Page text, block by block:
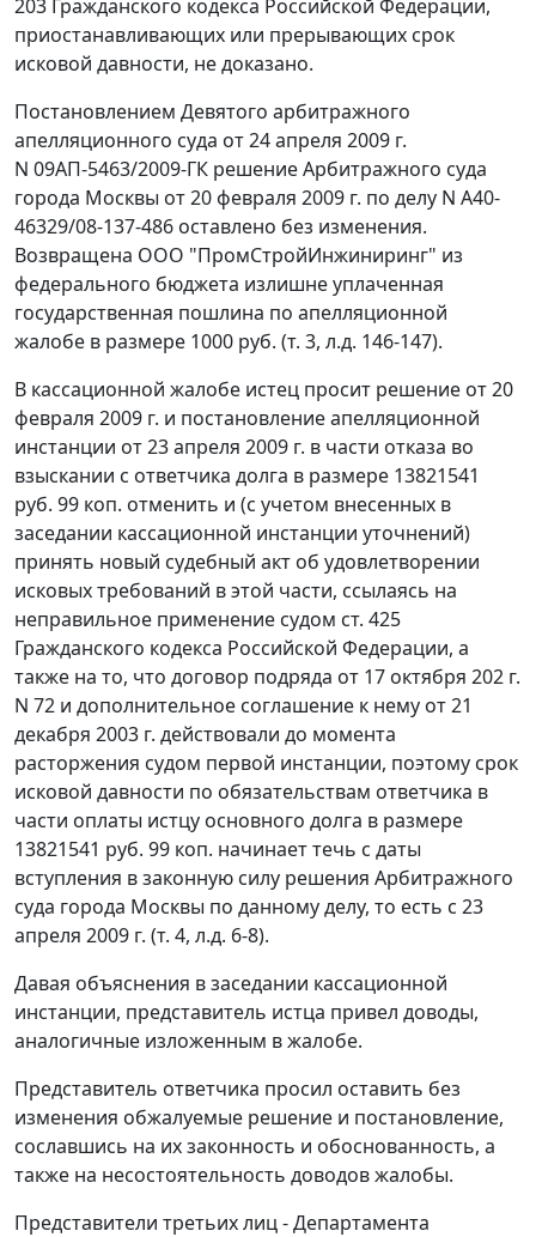
203 Гражданского кодекса Российской Федерации,
приостанавливающих или прерывающих срок
исковой давности, не доказано.
Постановлением Девятого арбитражного
апелляционного суда от 24 апреля 2009 г.
N 09АП-5463/2009-ГК решение Арбитражного суда
города Москвы от 20 февраля 2009 г. по делу N А40-
46329/08-137-486 оставлено без изменения.
Возвращена ООО "ПромСтройИнжиниринг" из
федерального бюджета излишне уплаченная
государственная пошлина по апелляционной
жалобе в размере 1000 руб. (т. 3, л.д. 146-147).
В кассационной жалобе истец просит решение от 20
февраля 2009 г. и постановление апелляционной
инстанции от 23 апреля 2009 г. в части отказа во
взыскании с ответчика долга в размере 13821541
руб. 99 коп. отменить и (с учетом внесенных в
заседании кассационной инстанции уточнений)
принять новый судебный акт об удовлетворении
исковых требований в этой части, ссылаясь на
неправильное применение судом ст. 425
Гражданского кодекса Российской Федерации, а
также на то, что договор подряда от 17 октября 202 г.
N 72 и дополнительное соглашение к нему от 21
декабря 2003 г. действовали до момента
расторжения судом первой инстанции, поэтому срок
исковой давности по обязательствам ответчика в
части оплаты истцу основного долга в размере
13821541 руб. 99 коп. начинает течь с даты
вступления в законную силу решения Арбитражного
суда города Москвы по данному делу, то есть с 23
апреля 2009 г. (т. 4, л.д. 6-8).
Давая объяснения в заседании кассационной
инстанции, представитель истца привел доводы,
аналогичные изложенным в жалобе.
Представитель ответчика просил оставить без
изменения обжалуемые решение и постановление,
сославшись на их законность и обоснованность, а
также на несостоятельность доводов жалобы.
Представители третьих лиц - Департамента